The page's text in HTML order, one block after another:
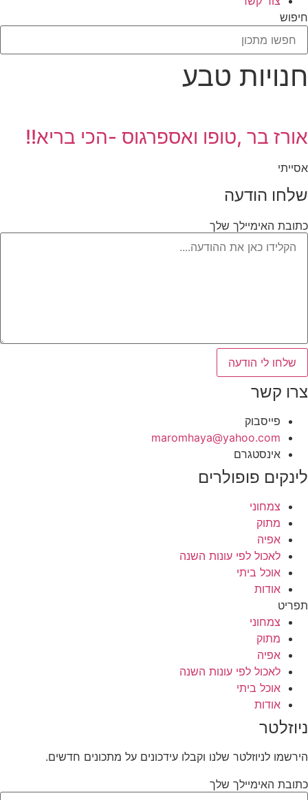
חיפוש
חנויות טבע
אורז בר ,טופו ואספרגוס -הכי בריא!!
אסייתי
שלחו הודעה
כתובת האימיילך שלך
שלחו לי הודעה
צרו קשר
פייסבוק
‫maromhaya@yahoo.com
אינסטגרם
לינקים פופולרים
צמחוני
מתוק
אפיה
לאכול לפי עונות השנה
אוכל ביתי
אודות
תפריט
צמחוני
מתוק
אפיה
לאכול לפי עונות השנה
אוכל ביתי
אודות
ניוזלטר
הירשמו לניוזלטר שלנו וקבלו עידכונים על מתכונים חדשים.
כתובת האימיילך שלך